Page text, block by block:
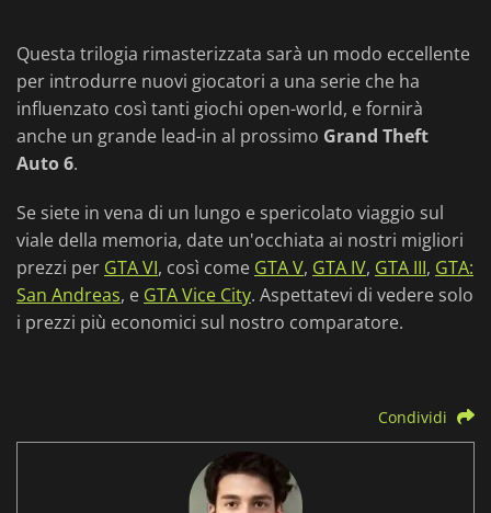
Questa trilogia rimasterizzata sarà un modo eccellente
per introdurre nuovi giocatori a una serie che ha
influenzato così tanti giochi open-world, e fornirà
anche un grande lead-in al prossimo Grand Theft
Auto 6.
Se siete in vena di un lungo e spericolato viaggio sul
viale della memoria, date un'occhiata ai nostri migliori
prezzi per GTA VI, così come GTA V, GTA IV, GTA III, GTA:
San Andreas, e GTA Vice City. Aspettatevi di vedere solo
i prezzi più economici sul nostro comparatore.
Condividi